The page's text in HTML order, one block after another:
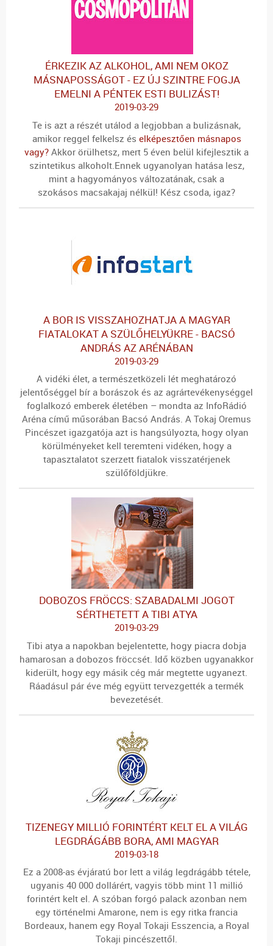
ÉRKEZIK AZ ALKOHOL, AMI NEM OKOZ
MÁSNAPOSSÁGOT - EZ ÚJ SZINTRE FOGJA
EMELNI A PÉNTEK ESTI BULIZÁST!
2019-03-29
Te is azt a részét utálod a legjobban a bulizásnak,
amikor reggel felkelsz és elképesztően másnapos
vagy? Akkor örülhetsz, mert 5 éven belül kifejlesztik a
szintetikus alkoholt. Ennek ugyanolyan hatása lesz,
mint a hagyományos változatának, csak a
szokásos macsakajaj nélkül! Kész csoda, igaz?
A BOR IS VISSZAHOZHATJA A MAGYAR
FIATALOKAT A SZÜLŐHELYÜKRE - BACSÓ
ANDRÁS AZ ARÉNÁBAN
2019-03-29
A vidéki élet, a természetközeli lét meghatározó
jelentőséggel bír a borászok és az agrártevékenységgel
foglalkozó emberek életében – mondta az InfoRádió
Aréna című műsorában Bacsó András. A Tokaj Oremus
Pincészet igazgatója azt is hangsúlyozta, hogy olyan
körülményeket kell teremteni vidéken, hogy a
tapasztalatot szerzett fiatalok visszatérjenek
szülőföldjükre.
DOBOZOS FRÖCCS: SZABADALMI JOGOT
SÉRTHETETT A TIBI ATYA
2019-03-29
Tibi atya a napokban bejelentette, hogy piacra dobja
hamarosan a dobozos fröccsét. Idő közben ugyanakkor
kiderült, hogy egy másik cég már megtette ugyanezt.
Ráadásul pár éve még együtt tervezgették a termék
bevezetését.
TIZENEGY MILLIÓ FORINTÉRT KELT EL A VILÁG
LEGDRÁGÁBB BORA, AMI MAGYAR
2019-03-18
Ez a 2008-as évjáratú bor lett a világ legdrágább tétele,
ugyanis 40 000 dollárért, vagyis több mint 11 millió
forintért kelt el. A szóban forgó palack azonban nem
egy történelmi Amarone, nem is egy ritka francia
Bordeaux, hanem egy Royal Tokaji Esszencia, a Royal
Tokaji pincészettől.